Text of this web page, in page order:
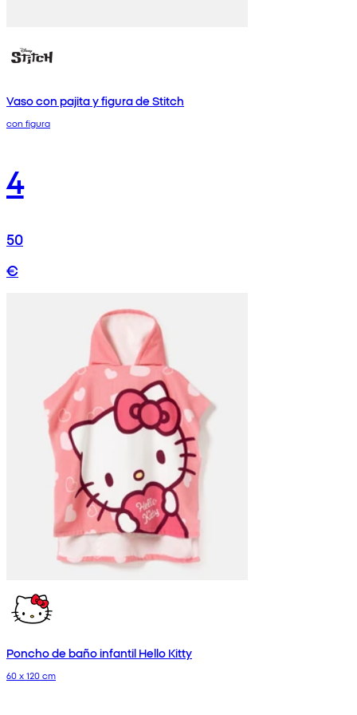
Vaso con pajita y figura de Stitch
con figura
4
50
€
Poncho de baño infantil Hello Kitty
60 x 120 cm